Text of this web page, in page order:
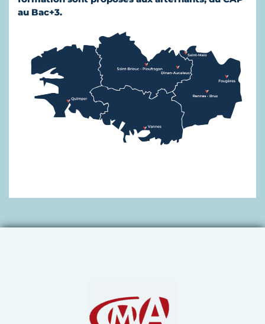
au Bac+3.
Chambre de Métiers et